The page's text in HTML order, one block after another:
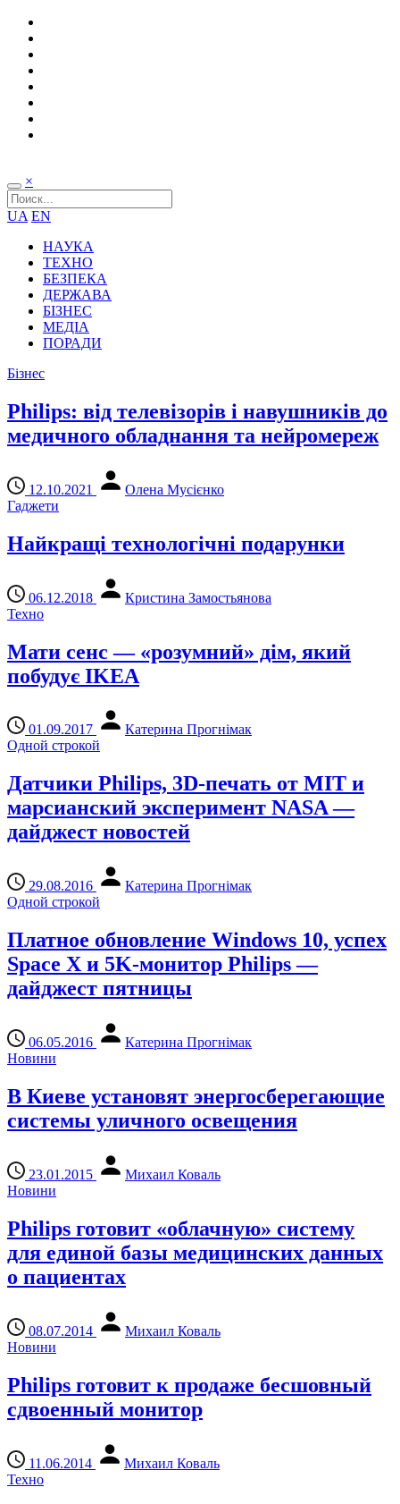
×
UA EN
НАУКА
ТЕХНО
БЕЗПЕКА
ДЕРЖАВА
БІЗНЕС
МЕДІА
ПОРАДИ
Бізнес
Philips: від телевізорів і навушників до
медичного обладнання та нейромереж
12.10.2021
Олена Мусієнко
Гаджети
Найкращі технологічні подарунки
06.12.2018
Кристина Замостьянова
Техно
Мати сенс — «розумний» дім, який
побудує IKEA
01.09.2017
Катерина Прогнімак
Одной строкой
Датчики Philips, 3D-печать от MIT и
марсианский эксперимент NASA —
дайджест новостей
29.08.2016
Катерина Прогнімак
Одной строкой
Платное обновление Windows 10, успех
Space X и 5K-монитор Philips —
дайджест пятницы
06.05.2016
Катерина Прогнімак
Новини
В Киеве установят энергосберегающие
системы уличного освещения
23.01.2015
Михаил Коваль
Новини
Philips готовит «облачную» систему
для единой базы медицинских данных
о пациентах
08.07.2014
Михаил Коваль
Новини
Philips готовит к продаже бесшовный
сдвоенный монитор
11.06.2014
Михаил Коваль
Техно